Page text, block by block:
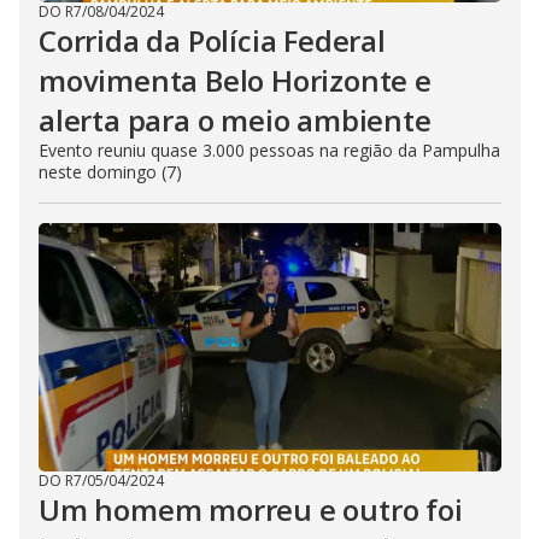
DO R7/08/04/2024
Corrida da Polícia Federal
movimenta Belo Horizonte e
alerta para o meio ambiente
Evento reuniu quase 3.000 pessoas na região da Pampulha
neste domingo (7)
DO R7/05/04/2024
Um homem morreu e outro foi